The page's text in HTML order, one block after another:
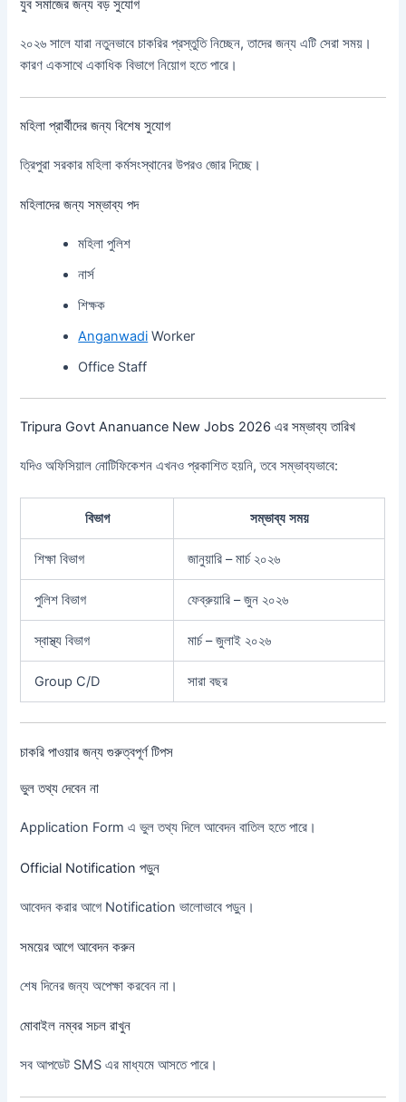
যুব সমাজের জন্য বড় সুযোগ
২০২৬ সালে যারা নতুনভাবে চাকরির প্রস্তুতি নিচ্ছেন, তাদের জন্য এটি সেরা সময়।
কারণ একসাথে একাধিক বিভাগে নিয়োগ হতে পারে।
মহিলা প্রার্থীদের জন্য বিশেষ সুযোগ
ত্রিপুরা সরকার মহিলা কর্মসংস্থানের উপরও জোর দিচ্ছে।
মহিলাদের জন্য সম্ভাব্য পদ
মহিলা পুলিশ
নার্স
শিক্ষক
Anganwadi Worker
Office Staff
Tripura Govt Ananuance New Jobs 2026 এর সম্ভাব্য তারিখ
যদিও অফিসিয়াল নোটিফিকেশন এখনও প্রকাশিত হয়নি, তবে সম্ভাব্যভাবে:
বিভাগ সম্ভাব্য সময়
শিক্ষা বিভাগ জানুয়ারি – মার্চ ২০২৬
পুলিশ বিভাগ ফেব্রুয়ারি – জুন ২০২৬
স্বাস্থ্য বিভাগ মার্চ – জুলাই ২০২৬
Group C/D সারা বছর
চাকরি পাওয়ার জন্য গুরুত্বপূর্ণ টিপস
ভুল তথ্য দেবেন না
Application Form এ ভুল তথ্য দিলে আবেদন বাতিল হতে পারে।
Official Notification পড়ুন
আবেদন করার আগে Notification ভালোভাবে পড়ুন।
সময়ের আগে আবেদন করুন
শেষ দিনের জন্য অপেক্ষা করবেন না।
মোবাইল নম্বর সচল রাখুন
সব আপডেট SMS এর মাধ্যমে আসতে পারে।